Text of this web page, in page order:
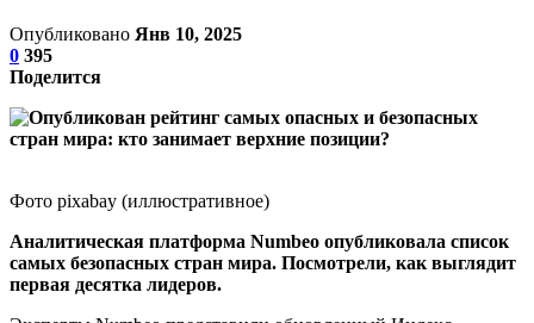
Опубликовано Янв 10, 2025
0 395
Поделится
Фото pixabay (иллюстративное)
Аналитическая платформа Numbeo опубликовала список
самых безопасных стран мира. Посмотрели, как выглядит
первая десятка лидеров.